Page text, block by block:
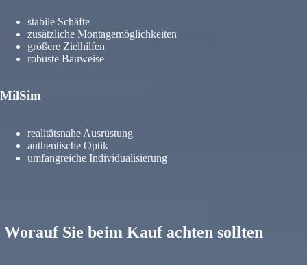
stabile Schäfte
zusätzliche Montagemöglichkeiten
größere Zielhilfen
robuste Bauweise
MilSim
realitätsnahe Ausrüstung
authentische Optik
umfangreiche Individualisierung
Worauf Sie beim Kauf achten sollten